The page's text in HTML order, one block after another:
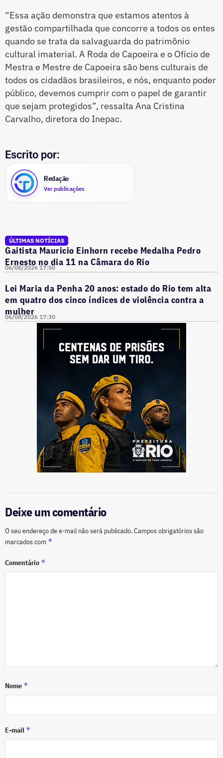
“Essa ação demonstra que estamos atentos à
gestão compartilhada que concorre a todos os entes
quando se trata da salvaguarda do patrimônio
cultural imaterial. A Roda de Capoeira e o Ofício de
Mestra e Mestre de Capoeira são bens culturais de
todos os cidadãos brasileiros, e nós, enquanto poder
público, devemos cumprir com o papel de garantir
que sejam protegidos”, ressalta Ana Cristina
Carvalho, diretora do Inepac.
Escrito por:
Redação
Ver publicações
ÚLTIMAS NOTÍCIAS
Gaitista Mauricio Einhorn recebe Medalha Pedro
Ernesto no dia 11 na Câmara do Rio
06/08/2026 17:50
Lei Maria da Penha 20 anos: estado do Rio tem alta
em quatro dos cinco índices de violência contra a
mulher
06/08/2026 17:30
Deixe um comentário
O seu endereço de e-mail não será publicado.Campos obrigatórios são
marcados com *
Comentário *
Nome *
E-mail *